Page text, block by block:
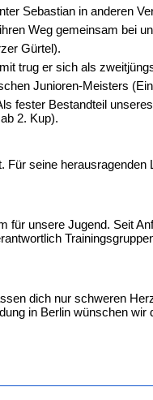
Sebastian in anderen
Weg gemeinsam bei
Gürtel).
trug er sich als
nJunioren-Meisters
fester Bestandteil unseres
2. Kup).
seine
unsere Jugend. Seit
dich nur schweren
in Berlin wünschen